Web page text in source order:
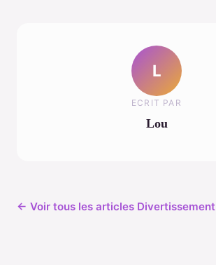
L
ECRIT PAR
Lou
← Voir tous les articles Divertissement